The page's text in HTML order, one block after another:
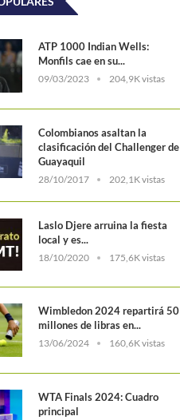
ATP 1000 Indian Wells:
Monfils cae en su...
09/03/2023 204,9K vistas
Colombianos asaltan la
clasificación del Challenger de
Guayaquil
28/10/2017 202,1K vistas
Laslo Djere arruina la fiesta
local y es...
18/10/2020 175,6K vistas
Wimbledon 2024 repartirá 50
millones de libras en...
13/06/2024 160,6K vistas
WTA Finals 2024: Cuadro
principal